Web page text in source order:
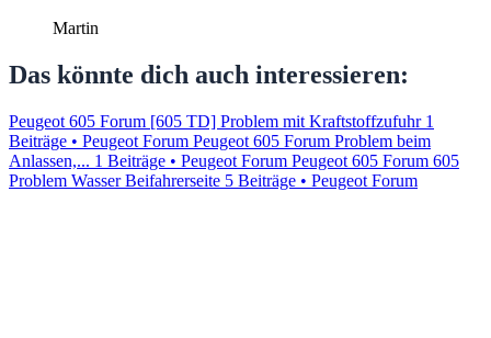
Martin
Das könnte dich auch interessieren:
Peugeot 605 Forum [605 TD] Problem mit Kraftstoffzufuhr 1
Beiträge • Peugeot Forum Peugeot 605 Forum Problem beim
Anlassen,... 1 Beiträge • Peugeot Forum Peugeot 605 Forum 605
Problem Wasser Beifahrerseite 5 Beiträge • Peugeot Forum